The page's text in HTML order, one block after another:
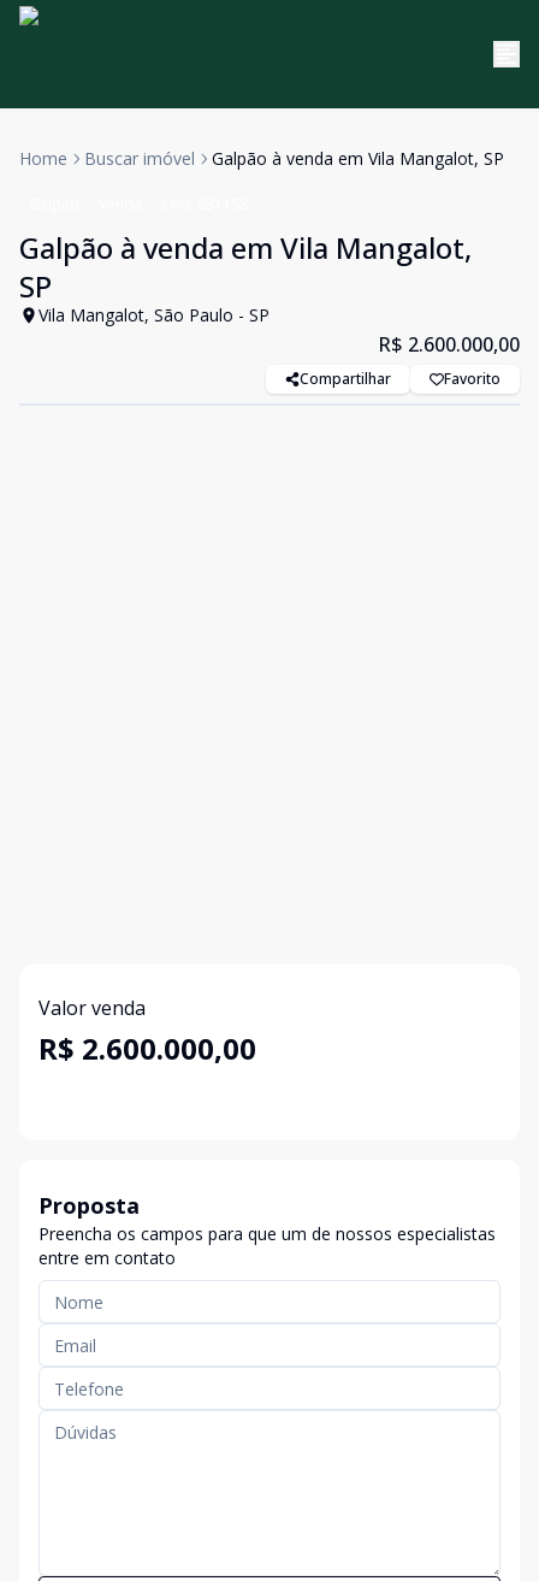
Home Buscar imóvel Galpão à venda em Vila Mangalot, SP
Galpão à venda em Vila Mangalot,
SP
Vila Mangalot, São Paulo - SP
R$ 2.600.000,00
Compartilhar Favorito
Valor venda
R$ 2.600.000,00
Proposta
Preencha os campos para que um de nossos especialistas
entre em contato